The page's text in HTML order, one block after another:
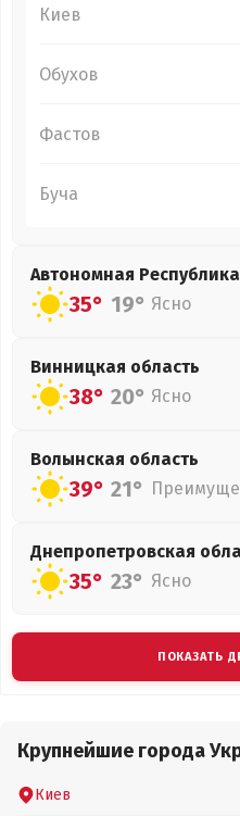
Киев
Обухов
Фастов
Буча
Автономная
35° 19° Ясно
Винницкая область
38° 20° Ясно
Волынская область
39° 21°
Днепропетровская
35° 23° Ясно
ПОКАЗАТЬ
Крупнейшие города
Киев